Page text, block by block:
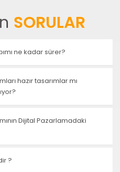
SORULAR
ne kadar sürer?
hazır tasarımlar mı
Dijital Pazarlamadaki
?